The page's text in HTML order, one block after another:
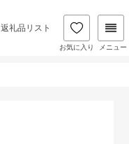
返礼品リスト
お気に入り メニュー